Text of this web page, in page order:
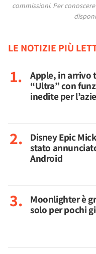
commissioni. Per
LE NOTIZIE PIÙ
Apple, in arrivo
“Ultra” con
inedite per
Disney Epic
stato
Android
Moonlighter è
solo per pochi